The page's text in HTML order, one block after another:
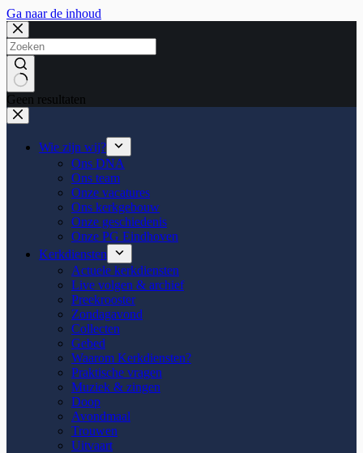
Ga naar de inhoud
Geen resultaten
Wie zijn wij?
Ons DNA
Ons team
Onze vacatures
Ons kerkgebouw
Onze geschiedenis
Onze PG Eindhoven
Kerkdiensten
Actuele kerkdiensten
Live volgen & archief
Preekrooster
Zondagavond
Collecten
Gebed
Waarom Kerkdiensten?
Praktische vragen
Muziek & zingen
Doop
Avondmaal
Trouwen
Uitvaart